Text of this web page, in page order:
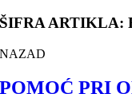
ŠIFRA ARTIKLA:
NAZAD
POMOĆ PRI